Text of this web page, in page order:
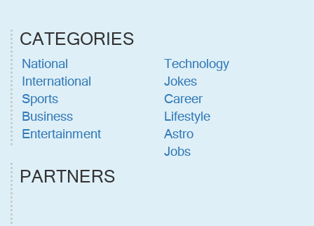
CATEGORIES
National
International
Sports
Business
Entertainment
Technology
Jokes
Career
Lifestyle
Astro
Jobs
PARTNERS